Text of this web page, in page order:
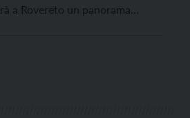
a Rovereto un panorama